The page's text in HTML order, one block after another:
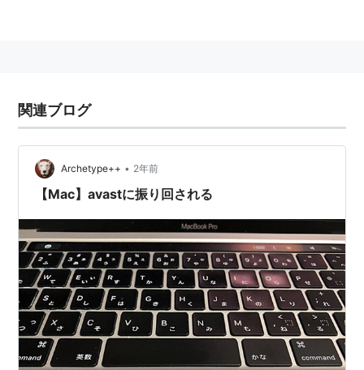
インターフェースは日本語化され、インストールから設
定まで全て日本語で行える。
直販での購入も可能だが、以下の数社の販売代理店が国
内にある。
AVGやマルウェアバイツ 、アビラ、ビットディフェンダ
ー、カスペルスキーなどと並ぶ人気セキュリティソフ
ト。
最新バージョン
7.0（2012年3月6日現在）
エディション
関連ブログ
Archetype++ • 2年前
【Mac】avastに振り回される